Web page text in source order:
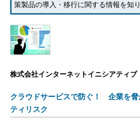
策製品の導入・移行に関する情報を知
株式会社インターネットイニシアティブ
クラウドサービスで防ぐ！ 企業を脅
ティリスク